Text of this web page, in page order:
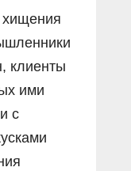
хищения
клиенты
ими
с